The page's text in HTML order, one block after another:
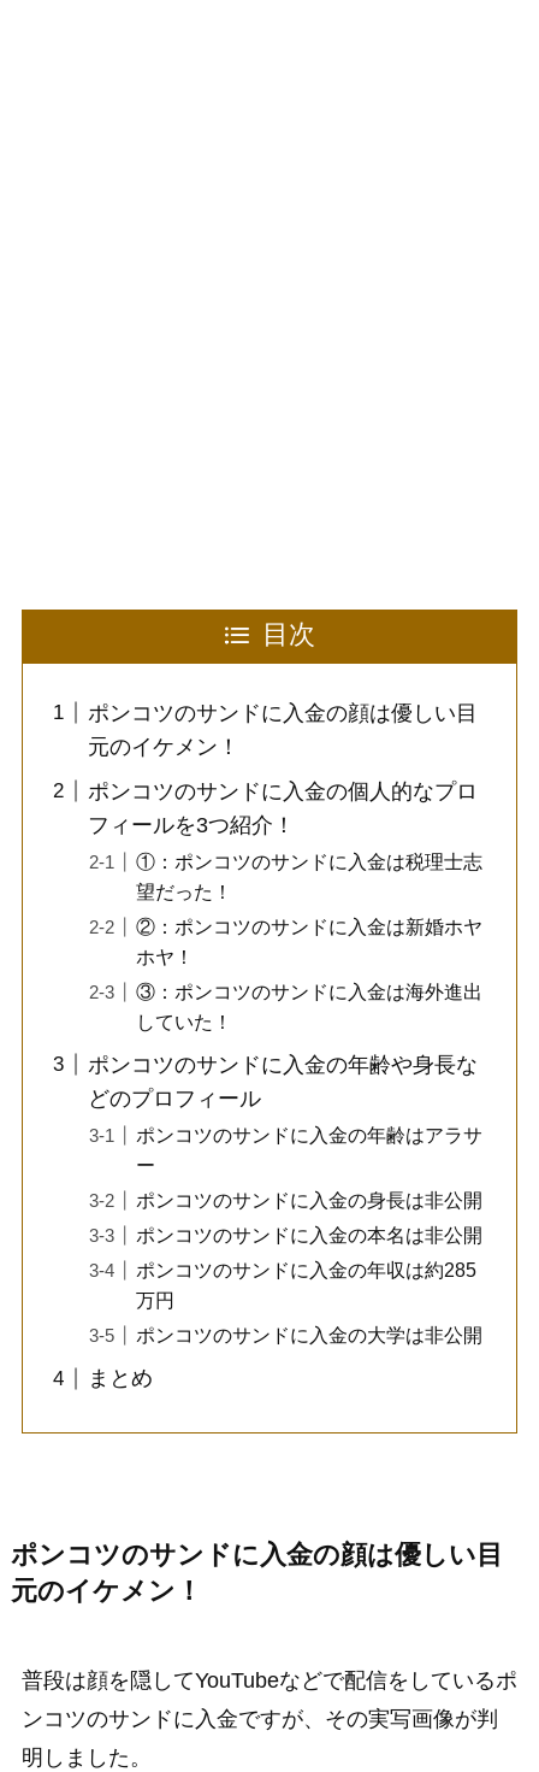
目次
ポンコツのサンドに入金の顔は優しい目
元のイケメン！
ポンコツのサンドに入金の個人的なプロ
フィールを3つ紹介！
①：ポンコツのサンドに入金は税理士志
望だった！
②：ポンコツのサンドに入金は新婚ホヤ
ホヤ！
③：ポンコツのサンドに入金は海外進出
していた！
ポンコツのサンドに入金の年齢や身長な
どのプロフィール
ポンコツのサンドに入金の年齢はアラサ
ー
ポンコツのサンドに入金の身長は非公開
ポンコツのサンドに入金の本名は非公開
ポンコツのサンドに入金の年収は約285
万円
ポンコツのサンドに入金の大学は非公開
まとめ
ポンコツのサンドに入金の顔は優しい目
元のイケメン！
普段は顔を隠してYouTubeなどで配信をしているポ
ンコツのサンドに入金ですが、その実写画像が判
明しました。